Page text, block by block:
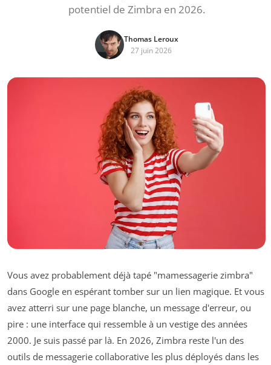
potentiel de Zimbra en 2026.
Thomas Leroux
27 juin 2026
Vous avez probablement déjà tapé "mamessagerie zimbra"
dans Google en espérant tomber sur un lien magique. Et vous
avez atterri sur une page blanche, un message d'erreur, ou
pire : une interface qui ressemble à un vestige des années
2000. Je suis passé par là. En 2026, Zimbra reste l'un des
outils de messagerie collaborative les plus déployés dans les